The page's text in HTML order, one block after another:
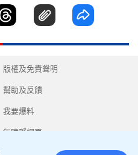
版權及免責聲明
幫助及反饋
我要爆料
無障礙網頁